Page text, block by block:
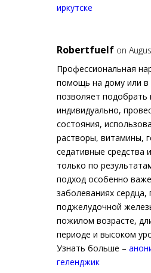
иркутске
Robertfuelf on
Профессиональная
помощь на дому или в
позволяет подобрать
индивидуально,
состояния,
растворы, витамины,
седативные средства
только по
подход особенно
заболеваниях сердца,
поджелудочной
пожилом возрасте,
периоде и высоком
Узнать больше –
геленджик